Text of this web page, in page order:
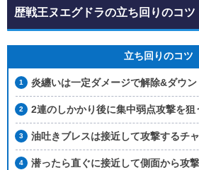
歴戦王ヌエグドラの立ち回りのコツ
立ち回りのコツ
炎纏いは一定ダメージで解除&ダウン
2連のしかかり後に集中弱点攻撃を狙
油吐きブレスは接近して攻撃するチ
潜ったら直ぐに接近して側面から攻撃